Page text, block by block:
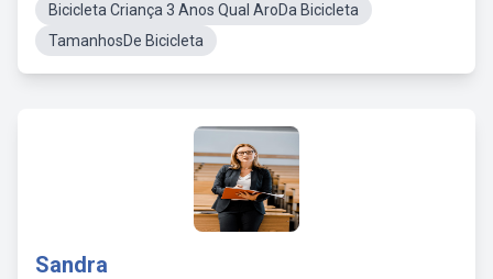
Bicicleta Criança 3 Anos Qual AroDa Bicicleta
TamanhosDe Bicicleta
Sandra